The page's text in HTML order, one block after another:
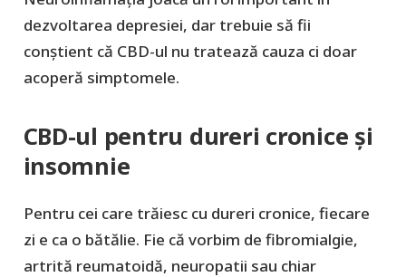
dezvoltarea depresiei, dar trebuie să fii
conștient că CBD-ul nu tratează cauza ci doar
acoperă simptomele.
CBD-ul pentru dureri cronice și
insomnie
Pentru cei care trăiesc cu dureri cronice, fiecare
zi e ca o bătălie. Fie că vorbim de fibromialgie,
artrită reumatoidă, neuropatii sau chiar